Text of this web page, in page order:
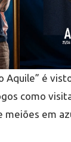
Aquile” é
como
meiões em